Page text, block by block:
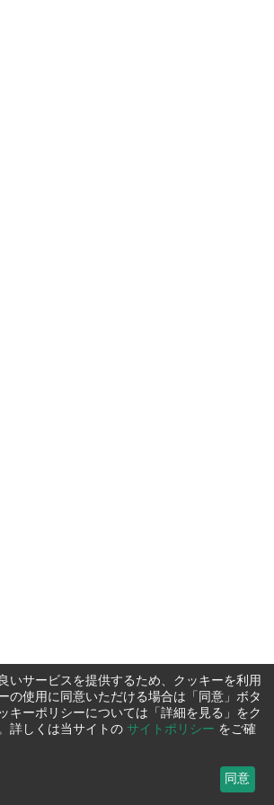
いサービスを提供するため、クッキーを利用
の使用に同意いただける場合は「同意」ボタ
キーポリシーについては「詳細を見る」をク
詳しくは当サイトの サイトポリシー をご確
同意